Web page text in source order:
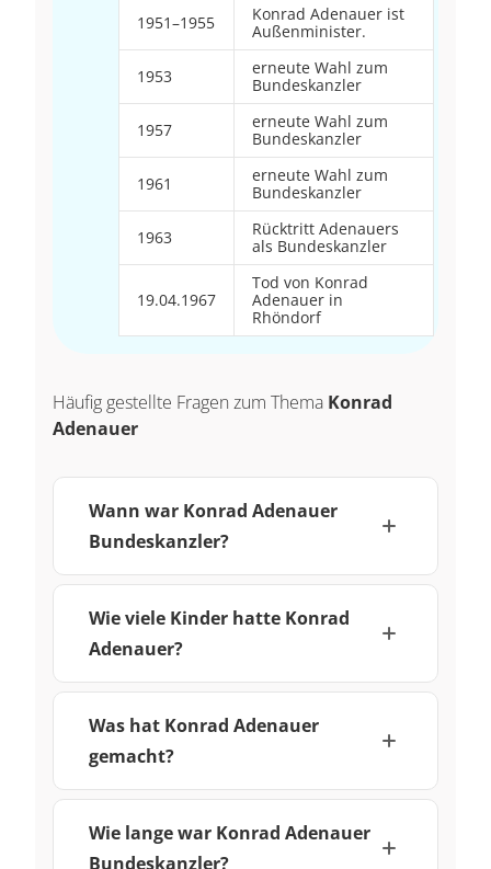
1951–1955
Konrad Adenauer ist
Außenminister.
1953
erneute Wahl zum
Bundeskanzler
1957
erneute Wahl zum
Bundeskanzler
1961
erneute Wahl zum
Bundeskanzler
1963
Rücktritt Adenauers
als Bundeskanzler
19.04.1967
Tod von Konrad
Adenauer in
Rhöndorf
Häufig gestellte Fragen zum Thema Konrad
Adenauer
Wann war Konrad Adenauer
Bundeskanzler?
Wie viele Kinder hatte Konrad
Adenauer?
Was hat Konrad Adenauer
gemacht?
Wie lange war Konrad Adenauer
Bundeskanzler?